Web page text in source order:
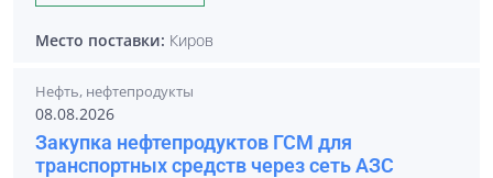
Место поставки: Киров
Нефть, нефтепродукты
08.08.2026
Закупка нефтепродуктов ГСМ для
транспортных средств через сеть АЗС